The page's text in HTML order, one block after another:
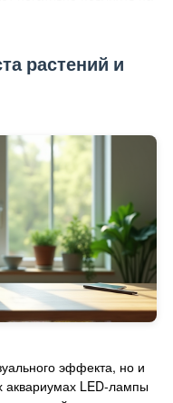
растений и
эффекта, но и
аквариумах LED-лампы